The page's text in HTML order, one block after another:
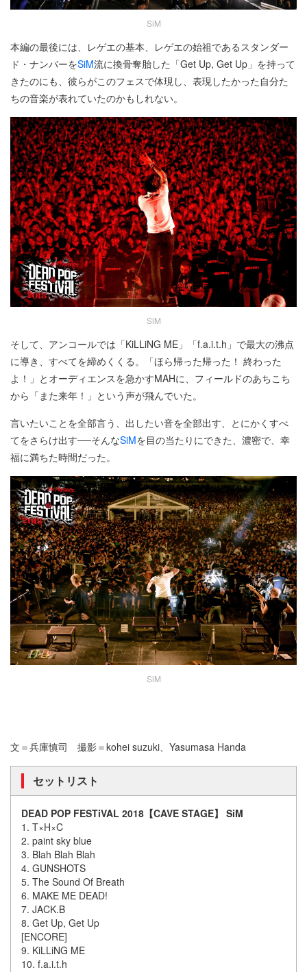
SiM
本編の最後には、レゲエの基本、レゲエの始祖であるスタンダー
ド・ナンバーをSiM流に換骨奪胎した「Get Up, Get Up」を持って
きたのにも、彼らがこのフェスで体現し、表現したかった自分た
ちの音楽が表れていたのかもしれない。
SiM
そして、アンコールでは「KiLLiNG ME」「f.a.i.t.h」で最大の沸点
に導き、すべてを締めくくる。「ほら帰った帰った！ 終わった
よ！」とオーディエンスを急かすMAHに、フィールドのあちこち
から「また来年！」という声が飛んでいた。
言いたいことを全部言う、出したい音を全部出す、とにかくすべ
てをさらけ出す──そんなSiMを目の当たりにできた、濃密で、幸
福に満ちた時間だった。
SiM
文＝兵庫慎司 撮影＝kohei suzuki、Yasumasa Handa
セットリスト
DEAD POP FESTiVAL 2018【CAVE STAGE】 SiM
1. T×H×C
2. paint sky blue
3. Blah Blah Blah
4. GUNSHOTS
5. The Sound Of Breath
6. MAKE ME DEAD!
7. JACK.B
8. Get Up, Get Up
[ENCORE]
9. KiLLiNG ME
10. f.a.i.t.h